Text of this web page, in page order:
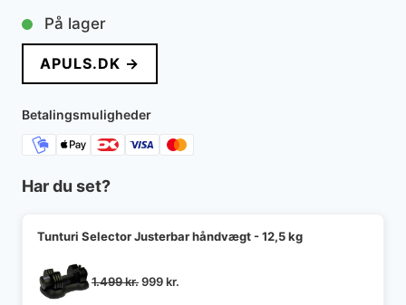
oprindelige
pris
var:
1.400 kr..
På lager
APULS.DK →
Betalingsmuligheder
Har du set?
Tunturi Selector Justerbar håndvægt - 12,5 kg
1.499kr.Den
999kr.